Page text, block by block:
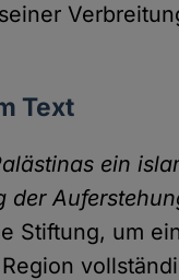
Text
ein
der
Stiftung, um